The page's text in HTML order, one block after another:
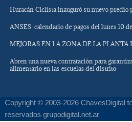
Huracán Ciclista inauguró su nuevo predio
ANSES: calendario de pagos del lunes 10
MEJORAS EN LA ZONA DE LA PLANTA
Abren una nueva contratación para
alimentario en las escuelas del distrito
Copyright © 2003-2026 ChavesDigital
reservados grupodigital.net.ar